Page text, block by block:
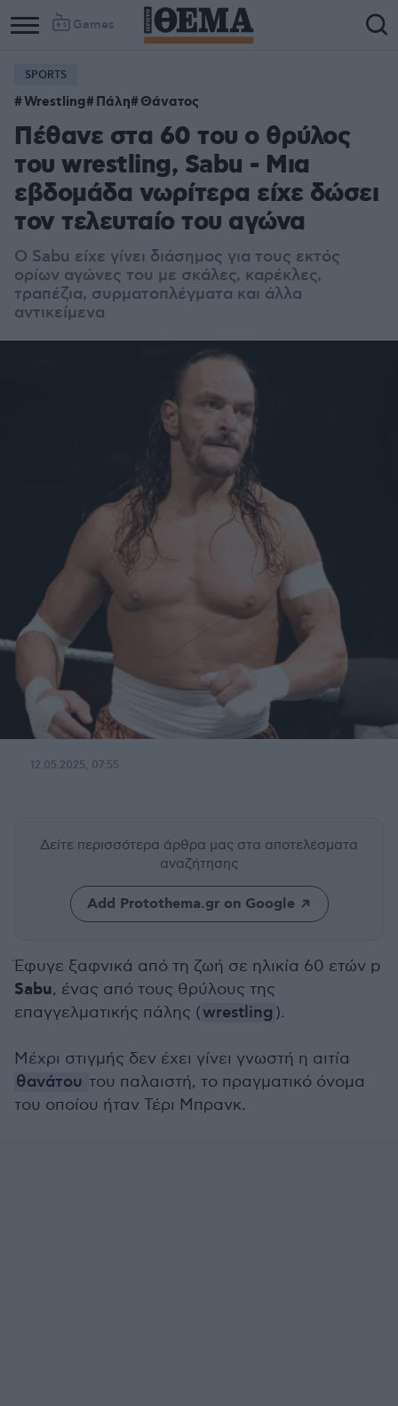
Games
SPORTS
Wrestling Πάλη Θάνατος
Πέθανε στα 60 του ο θρύλος
του wrestling, Sabu - Μια
εβδομάδα νωρίτερα είχε δώσει
τον τελευταίο του αγώνα
Ο Sabu είχε γίνει διάσημος για τους εκτός
ορίων αγώνες του με σκάλες, καρέκλες,
τραπέζια, συρματοπλέγματα και άλλα
αντικείμενα
12.05.2025, 07:55
Δείτε περισσότερα άρθρα μας στα αποτελέσματα
αναζήτησης
Add Protothema.gr on Google
Έφυγε ξαφνικά από τη ζωή σε ηλικία 60 ετών p
Sabu, ένας από τους θρύλους της
επαγγελματικής πάλης (wrestling ).
Μέχρι στιγμής δεν έχει γίνει γνωστή η αιτία
θανάτου του παλαιστή, το πραγματικό όνομα
του οποίου ήταν Τέρι Μπρανκ.